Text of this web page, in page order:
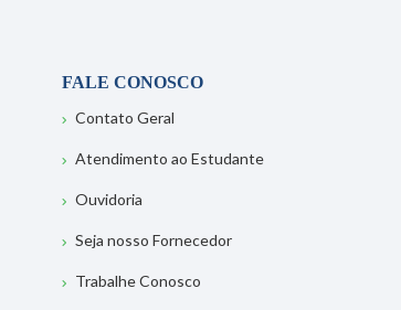
FALE CONOSCO
Contato Geral
Atendimento ao Estudante
Ouvidoria
Seja nosso Fornecedor
Trabalhe Conosco